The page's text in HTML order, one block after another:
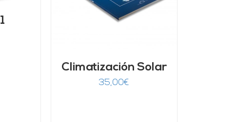
Climatización Solar
35,00€